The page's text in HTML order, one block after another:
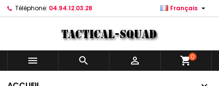
Téléphone: 04.94.12.03.28 Français 
   shopping_cart0